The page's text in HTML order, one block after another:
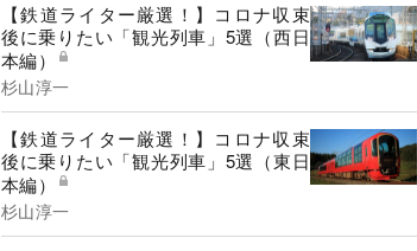
【鉄道ライター厳選！】コロナ収束
後に乗りたい「観光列車」5選（西日
本編）
杉山淳一
【鉄道ライター厳選！】コロナ収束
後に乗りたい「観光列車」5選（東日
本編）
杉山淳一